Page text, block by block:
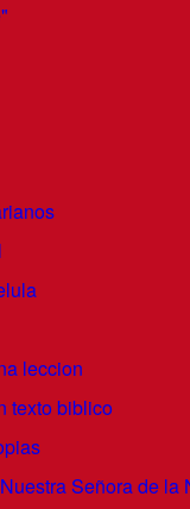
leccion
texto biblico
Señora de la